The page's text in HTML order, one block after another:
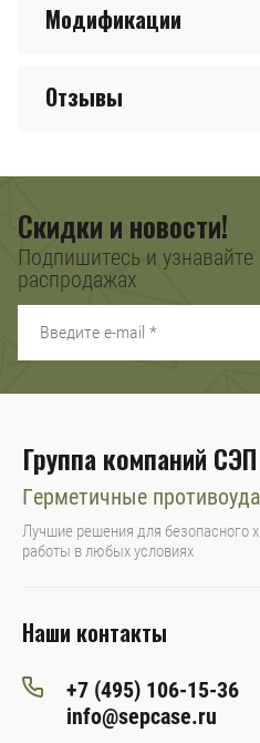
Модификации
Отзывы
Скидки и новости!
Подпишитесь и
распродажах
Группа компаний СЭП
Герметичные
Лучшие решения для безопасного
работы в любых условиях
Наши контакты
+7 (495) 106-15-36
info@sepcase.ru